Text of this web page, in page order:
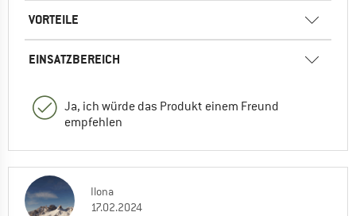
VORTEILE
EINSATZBEREICH
Ja, ich würde das Produkt einem Freund
empfehlen
Ilona
17.02.2024